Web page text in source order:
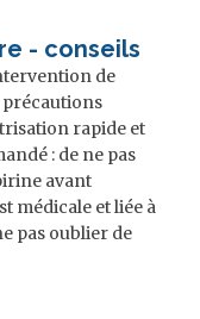
- conseils
de
rapide et
: de ne pas
avant
médicale et liée à
pas oublier de